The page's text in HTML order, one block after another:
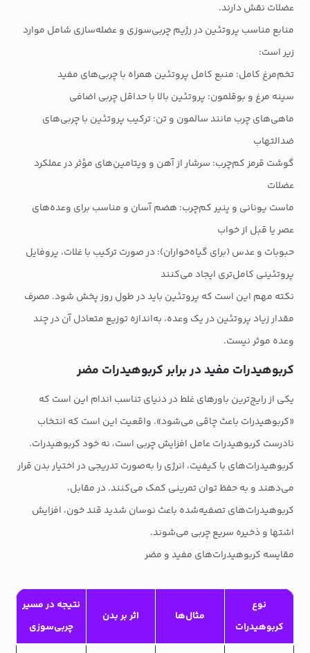
عضلات نقش دارند.
منابع مناسب پروتئین در رژیم چربی‌سوزی و عضله‌سازی شامل موارد
زیر است:
تخم‌مرغ کامل: منبع کامل پروتئین همراه با چربی‌های مفید
سینه مرغ و بوقلمون: پروتئین بالا با حداقل چربی اضافی
ماهی‌های چرب مانند سالمون و تن: ترکیب پروتئین با چربی‌های
ضدالتهاب
گوشت قرمز کم‌چرب: سرشار از آهن و ویتامین‌های مؤثر در عملکرد
عضلات
ماست یونانی و پنیر کم‌چرب: هضم آسان و مناسب برای وعده‌های
عصر یا قبل از خواب
حبوبات و عدس (برای گیاه‌خواران): در صورت ترکیب با غلات، پروفایل
پروتئینی کامل‌تری ایجاد می‌کنند
نکته مهم این است که پروتئین باید در طول روز پخش شود. مصرف
مقدار زیاد پروتئین در یک وعده، به‌اندازه توزیع متعادل آن در چند
وعده موثر نیست.
کربوهیدرات مفید در برابر کربوهیدرات مضر
یکی از رایج‌ترین باورهای غلط در دنیای تناسب اندام این است که
«کربوهیدرات باعث چاقی می‌شود». واقعیت این است که انتخاب
نادرست کربوهیدرات عامل افزایش چربی است، نه خود کربوهیدرات.
کربوهیدرات‌های با کیفیت، انرژی را به‌صورت تدریجی در اختیار بدن قرار
می‌دهند و به حفظ توان تمرینی کمک می‌کنند. در مقابل،
کربوهیدرات‌های تصفیه‌شده باعث نوسان شدید قند خون، افزایش
اشتها و ذخیره سریع چربی می‌شوند.
مقایسه کربوهیدرات‌های مفید و مضر
نوع
کربوهیدرات
مثال‌ها اثر بر بدن
نتیجه در مسیر
چربی‌سوزی